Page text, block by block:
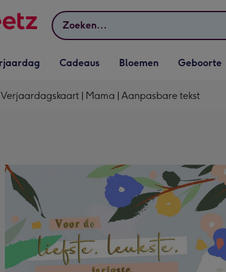
Zoeken
openen
Vervolgkeuzelijst
Cadeaus openen
Cadeaus
Vervolgkeuzelijst
Bloemen openen
Bloemen
Vervolgkeuzelijst
Geboorte openen
Geboorte
| Mama | Aanpasbare tekst